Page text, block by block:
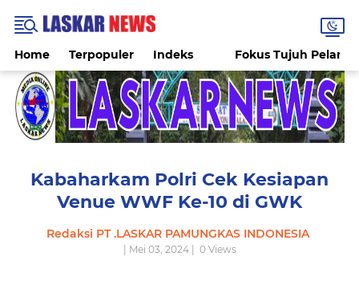
Home Terpopuler Indeks Fokus Tujuh
Kabaharkam Polri Cek Kesiapan
Venue WWF Ke-10 di GWK
Redaksi PT .LASKAR PAMUNGKAS INDONESIA
| Mei 03, 2024 | 0Views